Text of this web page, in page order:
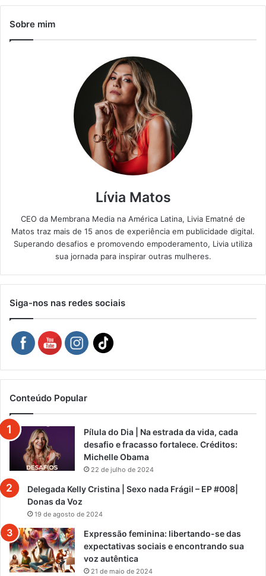
Sobre mim
Lívia Matos
CEO da Membrana Media na América Latina, Livia Ematné de
Matos traz mais de 15 anos de experiência em publicidade digital.
Superando desafios e promovendo empoderamento, Livia utiliza
sua jornada para inspirar outras mulheres.
Siga-nos nas redes sociais
Conteúdo Popular
Pílula do Dia | Na estrada da vida, cada
desafio e fracasso fortalece. Créditos:
Michelle Obama
22 de julho de 2024
Delegada Kelly Cristina | Sexo nada Frágil – EP #008|
Donas da Voz
19 de agosto de 2024
Expressão feminina: libertando-se das
expectativas sociais e encontrando sua
voz autêntica
21 de maio de 2024